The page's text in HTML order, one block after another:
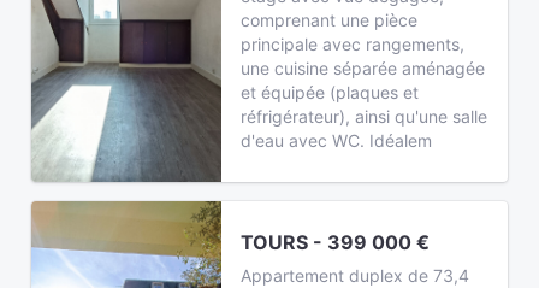
comprenant une pièce
principale avec rangements,
une cuisine séparée aménagée
et équipée (plaques et
réfrigérateur), ainsi qu'une salle
d'eau avec WC. Idéalem
TOURS - 399 000 €
Appartement duplex de 73,4